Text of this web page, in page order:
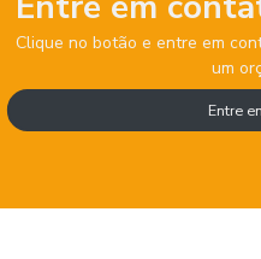
Clique no botão e entre em
um
Entre